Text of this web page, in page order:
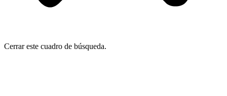
Cerrar este cuadro de búsqueda.